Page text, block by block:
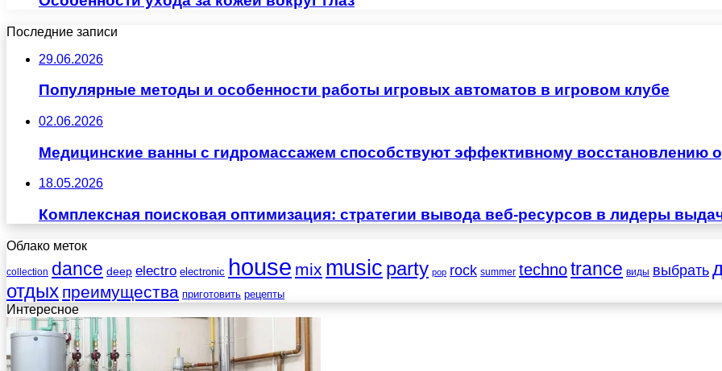
Последние записи
29.06.2026
Популярные методы и особенности работы игровых автоматов в игровом клубе
02.06.2026
Медицинские ванны с гидромассажем способствуют эффективному восстановлению
18.05.2026
Комплексная поисковая оптимизация: стратегии вывода веб-ресурсов в лидеры
Облако меток
collection dance deep electro electronic house mix music party pop rock summer technotrance виды выбрать
отдых преимущества приготовить рецепты
Интересное